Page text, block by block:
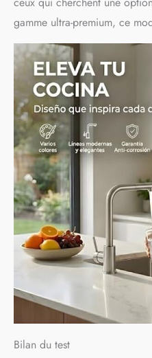
gamme ultra-premium, ce
Bilan du test